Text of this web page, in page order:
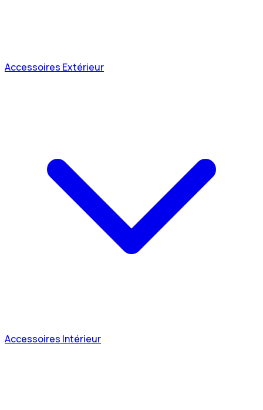
Accessoires Extérieur
Accessoires Intérieur